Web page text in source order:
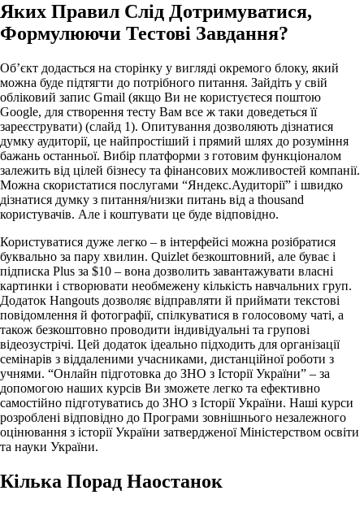
Яких Правил Слід Дотримуватися,
Формулюючи Тестові Завдання?
Об’єкт додасться на сторінку у вигляді окремого блоку, який
можна буде підтягти до потрібного питання. Зайдіть у свій
обліковий запис Gmail (якщо Ви не користуєтеся поштою
Google, для створення тесту Вам все ж таки доведеться її
зареєструвати) (слайд 1). Опитування дозволяють дізнатися
думку аудиторії, це найпростіший і прямий шлях до розуміння
бажань останньої. Вибір платформи з готовим функціоналом
залежить від цілей бізнесу та фінансових можливостей компанії.
Можна скористатися послугами “Яндекс.Аудиторії” і швидко
дізнатися думку з питання/низки питань від a thousand
користувачів. Але і коштувати це буде відповідно.
Користуватися дуже легко – в інтерфейсі можна розібратися
буквально за пару хвилин. Quizlet безкоштовний, але буває і
підписка Plus за $10 – вона дозволить завантажувати власні
картинки і створювати необмежену кількість навчальних груп.
Додаток Hangouts дозволяє відправляти й приймати текстові
повідомлення й фотографії, спілкуватися в голосовому чаті, а
також безкоштовно проводити індивідуальні та групові
відеозустрічі. Цей додаток ідеально підходить для організації
семінарів з віддаленими учасниками, дистанційної роботи з
учнями. “Онлайн підготовка до ЗНО з Історії України” – за
допомогою наших курсів Ви зможете легко та ефективно
самостійно підготуватись до ЗНО з Історії України. Наші курси
розроблені відповідно до Програми зовнішнього незалежного
оцінювання з історії України затвердженої Міністерством освіти
та науки України.
Кілька Порад Наостанок